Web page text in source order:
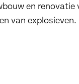
en
van explosieven.